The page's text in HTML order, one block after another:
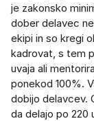
je zakonsko
dober delavec
ekipi in so kregi
kadrovat, s tem
uvaja ali
ponekod 100%.
dobijo delavcev.
da delajo po 220